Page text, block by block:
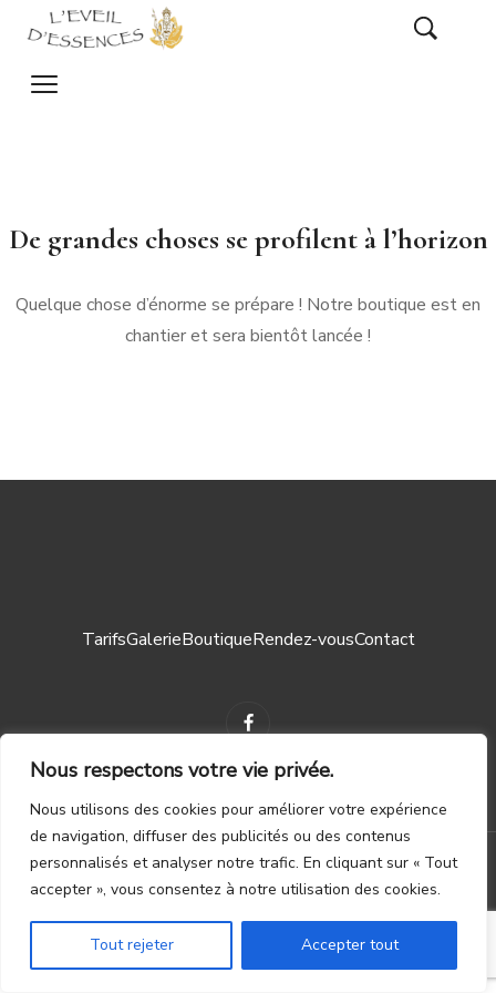
Nous respectons votre vie privée.
Nous utilisons des cookies pour améliorer votre expérience
de navigation, diffuser des publicités ou des contenus
personnalisés et analyser notre trafic. En cliquant sur « Tout
accepter », vous consentez à notre utilisation des cookies.
Tout rejeter Accepter tout
De grandes choses se profilent à l’horizon
Quelque chose d’énorme se prépare ! Notre boutique est en
chantier et sera bientôt lancée !
TarifsGalerieBoutiqueRendez-vousContact
Mentions légales ┃CGV
© 2023 – TOUS DROITS RÉSERVÉS. CRÉATION PAR
WAPIX.BE